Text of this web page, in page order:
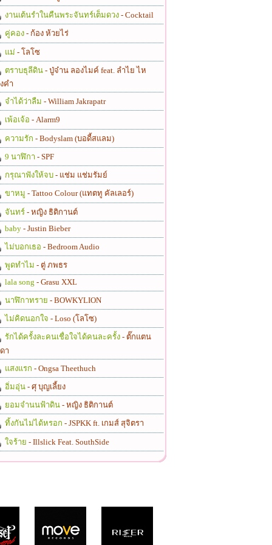
งานเต้นรำในคืนพระจันทร์เต็มดวง - Cocktail
คู่คอง - ก้อง ห้วยไร่
แม่ - โลโซ
ตราบธุลีดิน - ปู่จ๋าน ลองไมค์ feat. ลำไย ไห
คำ
จำได้ว่าลืม - William Jakrapatr
เพ้อเจ้อ - Alarm9
ความรัก - Bodyslam (บอดี้สแลม)
9 นาฬิกา - SPF
กรุณาฟังให้จบ - แช่ม แช่มรัมย์
ขาหมู - Tattoo Colour (แทตทู คัลเลอร์)
จันทร์ - หญิง ธิติกานต์
baby - Justin Bieber
ไม่บอกเธอ - Bedroom Audio
พูดทำไม - ตู่ ภพธร
lala song - Grasu XXL
นาฬิกาทราย - BOWKYLION
ไม่คิดนอกใจ - Loso (โลโซ)
รักได้ครั้งละคนเชื่อใจได้คนละครั้ง - ตั๊กแตน
า
แสงแรก - Ongsa Theethuch
อิ่มอุ่น - ศุ บุญเลี้ยง
ยอมจำนนฟ้าดิน - หญิง ธิติกานต์
ทิ้งกันไม่ได้หรอก - JSPKK ft. เกมส์ สุจิตรา
ใจร้าย - Illslick Feat. SouthSide